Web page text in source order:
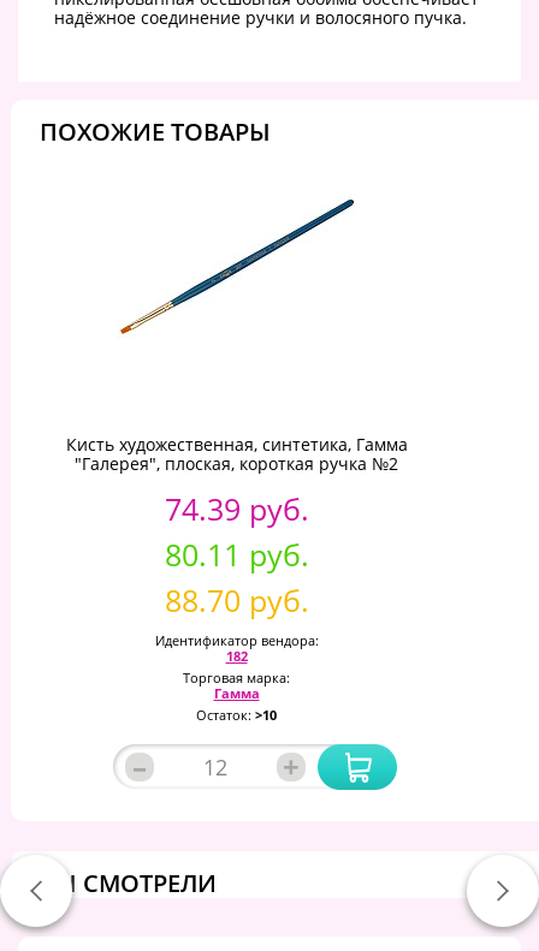
надёжное соединение ручки и волосяного пучка.
ПОХОЖИЕ ТОВАРЫ
Кисть художественная, синтетика, Гамма
"Галерея", плоская, короткая ручка №2
74.39 руб.
80.11 руб.
88.70 руб.
Идентификатор вендора:
182
Торговая марка:
Гамма
Остаток: >10
– +
ВЫ СМОТРЕЛИ